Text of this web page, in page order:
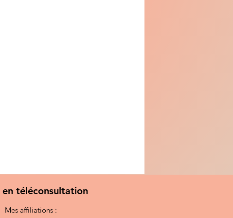
téléconsultation
Mes affiliations :